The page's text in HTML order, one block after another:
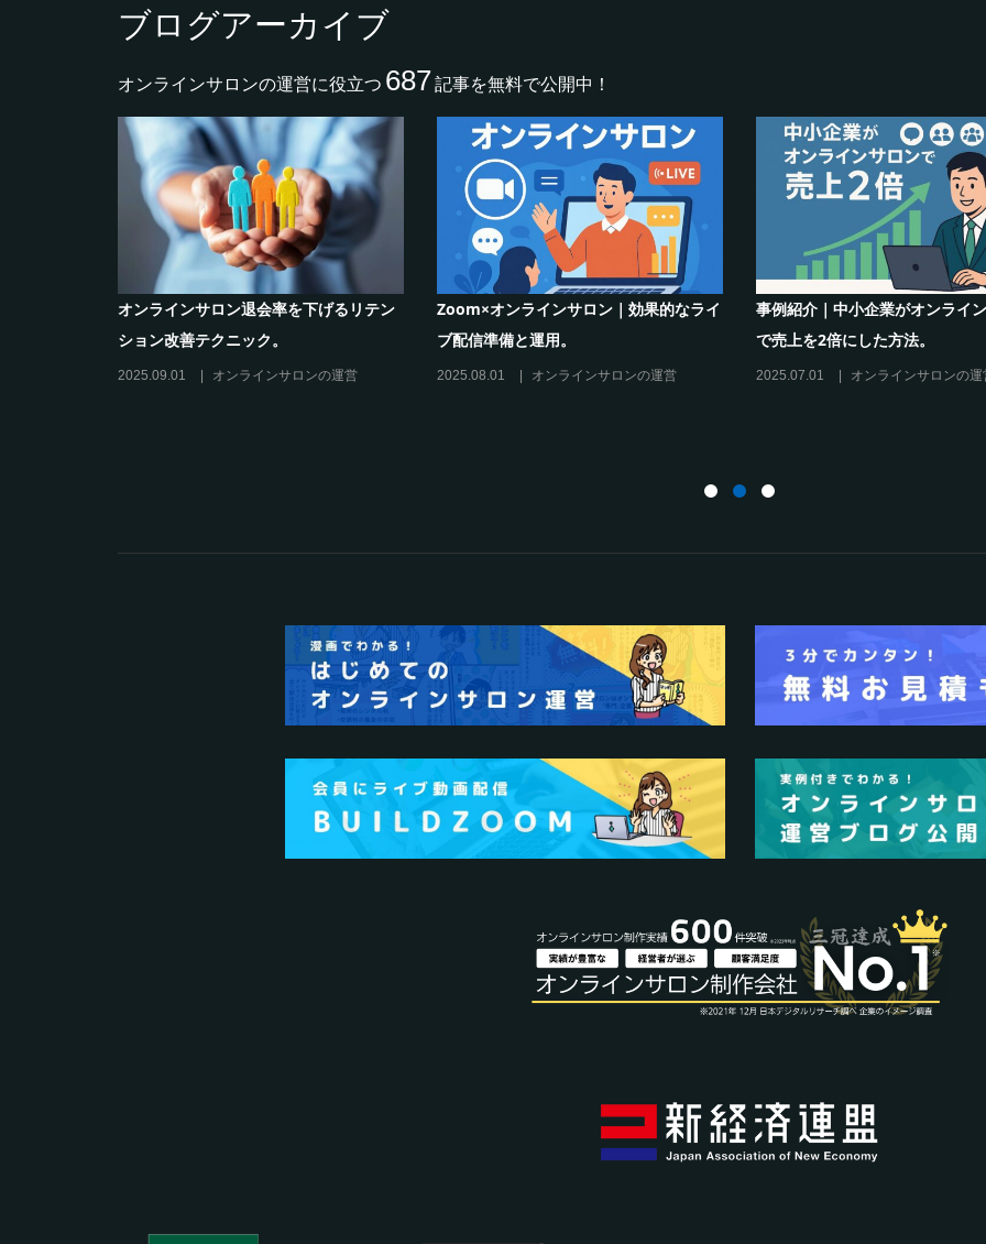
ブログアーカイブ
オンラインサロンの運営に役立つ 687記事を無料で公開中！
オンラインサロン退会率を下げるリテン
ション改善テクニック。
2025.09.01 オンラインサロンの運営
Zoom×オンラインサロン｜効果的なライ
ブ配信準備と運用。
2025.08.01 オンラインサロンの運営
事例紹介｜中小企業がオンライ
で売上を2倍にした方法。
2025.07.01 オンラインサロンの運